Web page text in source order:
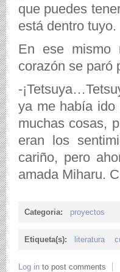
que puedes
está dentro tuyo.
En ese mismo
corazón se paró
-
ya me había ido
muchas cosas,
eran los
cariño, pero
amada Miharu.
Categoria: proyectos
Etiqueta(s): literatura
Log in to post comments